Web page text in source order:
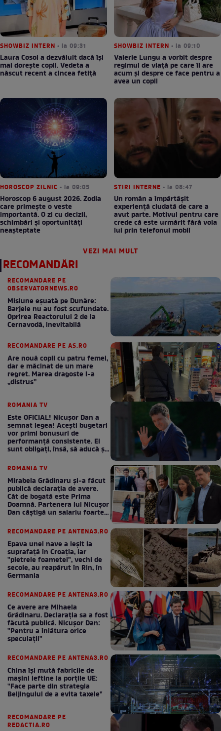
SHOWBIZ INTERN • la 09:31
Laura Cosoi a dezvăluit dacă își
mai dorește copii. Vedeta a
născut recent a cincea fetiță
SHOWBIZ INTERN • la 09:10
Valerie Lungu a vorbit despre
regimul de viață pe care îl are
acum și despre ce face pentru a
avea un copil
HOROSCOP ZILNIC • la 09:05
Horoscop 6 august 2026. Zodia
care primește o veste
importantă. O zi cu decizii,
schimbări și oportunități
neașteptate
STIRI INTERNE • la 08:47
Un român a împărtășit
experiență ciudată de care a
avut parte. Motivul pentru care
crede că este urmărit fără voia
lui prin telefonul mobil
VEZI MAI MULT
RECOMANDĂRI
RECOMANDARE PE
OBSERVATORNEWS.RO
Misiune eșuată pe Dunăre:
Barjele nu au fost scufundate.
Oprirea Reactorului 2 de la
Cernavodă, inevitabilă
RECOMANDARE PE AS.RO
Are nouă copii cu patru femei,
dar e măcinat de un mare
regret. Marea dragoste l-a
„distrus”
ROMANIA TV
Este OFICIAL! Nicușor Dan a
semnat legea! Acești bugetari
vor primi bonusuri de
performanță consistente. Ei
sunt obligați, însă, să aducă și
bani la bugetul de stat
ROMANIA TV
Mirabela Grădinaru și-a făcut
publică declarația de avere.
Cât de bogată este Prima
Doamnă. Partenera lui Nicușor
Dan câștigă un salariu foarte
bun în fiecare lună!
RECOMANDARE PE ANTENA3.RO
Epava unei nave a ieșit la
suprafață în Croația, iar
"pietrele foametei", vechi de
secole, au reapărut în Rin, în
Germania
RECOMANDARE PE ANTENA3.RO
Ce avere are Mihaela
Grădinaru. Declarația sa a fost
făcută publică. Nicușor Dan:
"Pentru a înlătura orice
speculații"
RECOMANDARE PE ANTENA3.RO
China își mută fabricile de
mașini ieftine la porțile UE:
"Face parte din strategia
Beijingului de a evita taxele"
RECOMANDARE PE
REDACTIA.RO